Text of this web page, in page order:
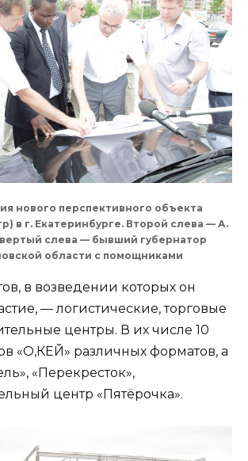
нового перспективного объекта
в г. Екатеринбурге. Второй слева — А.
слева — бывший губернатор
области с помощниками
в возведении которых он
— логистические, торговые
центры. В их числе 10
«О,КЕЙ» различных форматов, а
«Перекресток»,
центр «Пятёрочка».